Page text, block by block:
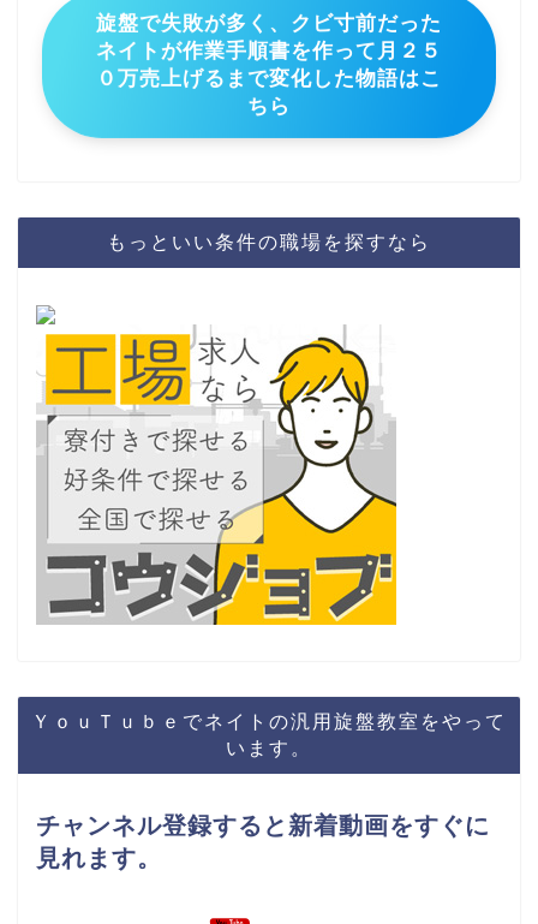
旋盤で失敗が多く、クビ寸前だった
ネイトが作業手順書を作って月２５
０万売上げるまで変化した物語はこ
ちら
もっといい条件の職場を探すなら
ＹｏｕＴｕｂｅでネイトの汎用旋盤教室をやって
います。
チャンネル登録すると新着動画をすぐに
見れます。